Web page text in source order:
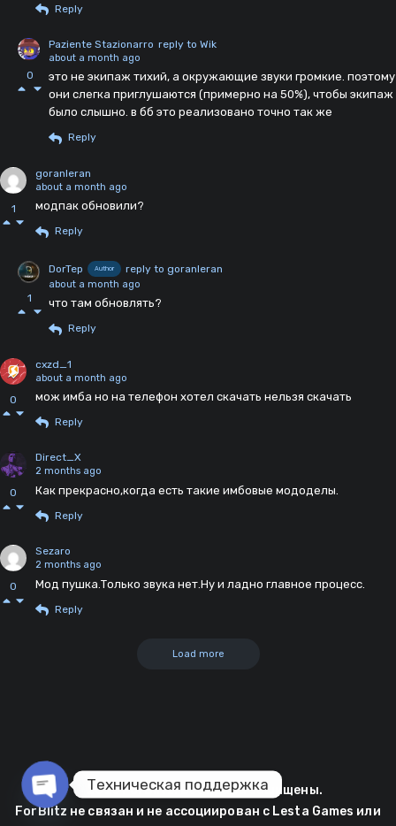
Reply
0
Paziente Stazionarro reply to Wik
about a month ago
это не экипаж тихий, а окружающие звуки громкие. поэтому
они слегка приглушаются (примерно на 50%), чтобы экипаж
было слышно. в бб это реализовано точно так же
Reply
1
goranleran
about a month ago
модпак обновили?
Reply
1
DorTep Author reply to goranleran
about a month ago
что там обновлять?
Reply
0
cxzd_1
about a month ago
мож имба но на телефон хотел скачать нельзя скачать
Reply
0
Direct_X
2 months ago
Как прекрасно,когда есть такие имбовые мододелы.
Reply
0
Sezaro
2 months ago
Мод пушка.Только звука нет.Ну и ладно главное процесс.
Reply
Load more
© 2025 ForBlitz. Все права защищены.
ForBlitz не связан и не ассоциирован с Lesta Games или
Техническая поддержка
Open chaty